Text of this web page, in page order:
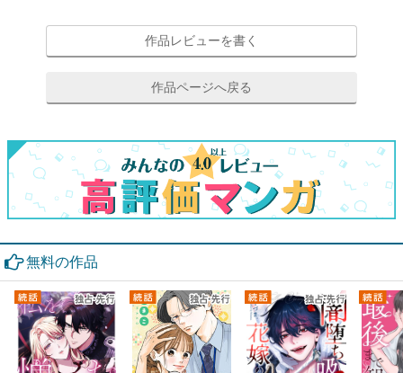
作品レビューを書く
作品ページへ戻る
無料の作品